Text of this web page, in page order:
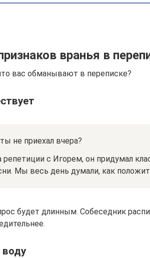
вранья в
вас обманывают в переписке?
не приехал вчера?
репетиции с Игорем, он придумал
Мы весь день думали, как
будет длинным. Собеседник
воду